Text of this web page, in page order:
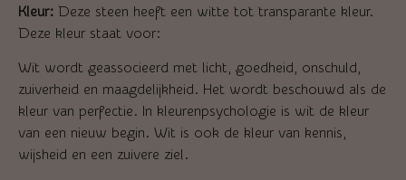
Kleur: Deze steen heeft een witte tot transparante kleur.
Deze kleur staat voor:
Wit wordt geassocieerd met licht, goedheid, onschuld,
zuiverheid en maagdelijkheid. Het wordt beschouwd als de
kleur van perfectie. In kleurenpsychologie is wit de kleur
van een nieuw begin. Wit is ook de kleur van kennis,
wijsheid en een zuivere ziel.